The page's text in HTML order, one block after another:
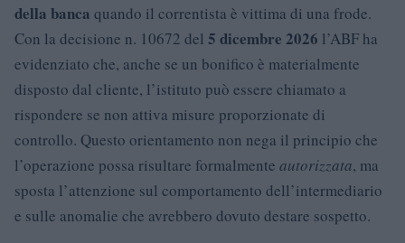
della banca quando il correntista è vittima di una frode.
Con la decisione n. 10672 del 5 dicembre 2026 l’ABF ha
evidenziato che, anche se un bonifico è materialmente
disposto dal cliente, l’istituto può essere chiamato a
rispondere se non attiva misure proporzionate di
controllo. Questo orientamento non nega il principio che
l’operazione possa risultare formalmente autorizzata, ma
sposta l’attenzione sul comportamento dell’intermediario
e sulle anomalie che avrebbero dovuto destare sospetto.